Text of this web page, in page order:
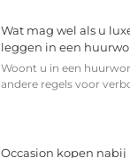
Wat mag wel als u
leggen in een
Woont u in een
andere regels voor
Occasion kopen